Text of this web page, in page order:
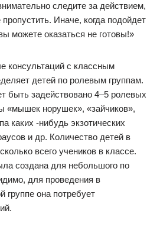
следите за действием,
пропустить. Иначе, когда подойдет
можете оказаться не готовы!»
консультаций с классным
детей по ролевым группам.
быть задействовано 4–5 ролевых
«мышек норушек», «зайчиков»,
каких -нибудь экзотических
и др. Количество детей в
всего учеников в классе.
создана для небольшого по
для проведения в
группе она потребует